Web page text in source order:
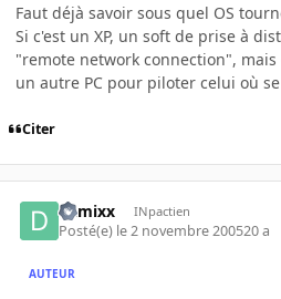
Faut déjà savoir sous quel OS
Si c'est un XP, un soft de prise à
"remote network connection",
un autre PC pour piloter celui où
Citer
damixx INpactien
Posté(e) le 2 novembre 200520 a
AUTEUR